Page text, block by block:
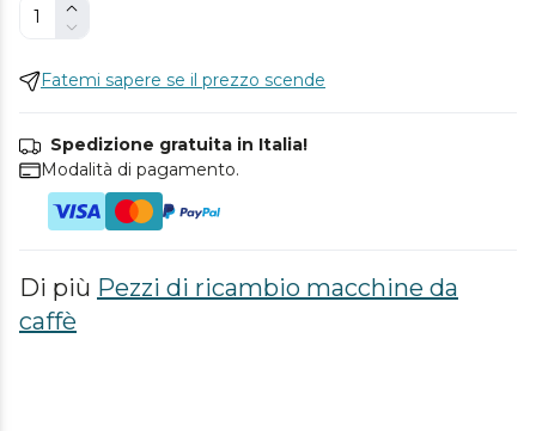
Fatemi sapere se il prezzo scende
Spedizione gratuita in Italia!
Modalità di pagamento.
Di più Pezzi di ricambio macchine da
caffè